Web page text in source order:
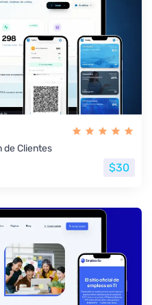
de Clientes
$30